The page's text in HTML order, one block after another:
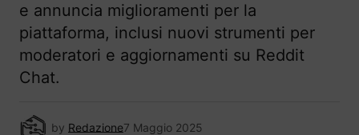
e annuncia miglioramenti per la
piattaforma, inclusi nuovi strumenti per
moderatori e aggiornamenti su Reddit
Chat.
by Redazione7 Maggio 2025